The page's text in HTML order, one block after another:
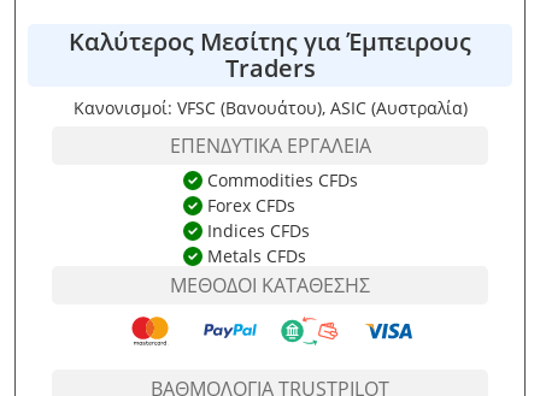
Καλύτερος Μεσίτης για Έμπειρους
Traders
Κανονισμοί: VFSC (Βανουάτου), ASIC (Αυστραλία)
ΕΠΕΝΔΥΤΙΚΆ ΕΡΓΑΛΕΊΑ
Commodities CFDs
Forex CFDs
Indices CFDs
Metals CFDs
ΜΈΘΟΔΟΙ ΚΑΤΆΘΕΣΗΣ
ΒΑΘΜΟΛΟΓΊΑ TRUSTPILOT